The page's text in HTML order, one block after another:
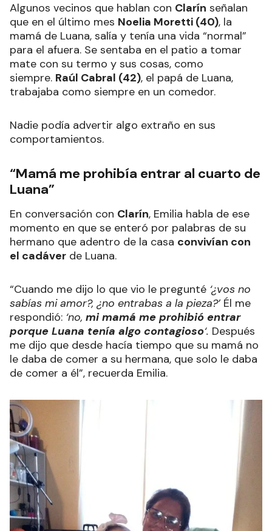
Algunos vecinos que hablan con Clarín señalan
que en el último mes Noelia Moretti (40), la
mamá de Luana, salía y tenía una vida “normal”
para el afuera. Se sentaba en el patio a tomar
mate con su termo y sus cosas, como
siempre. Raúl Cabral (42), el papá de Luana,
trabajaba como siempre en un comedor.
Nadie podía advertir algo extraño en sus
comportamientos.
“Mamá me prohibía entrar al cuarto de
Luana”
En conversación con Clarín, Emilia habla de ese
momento en que se enteró por palabras de su
hermano que adentro de la casa convivían con
el cadáver de Luana.
“Cuando me dijo lo que vio le pregunté ‘¿vos no
sabías mi amor?, ¿no entrabas a la pieza?’Él me
respondió: ‘no, mi mamá me prohibió entrar
porque Luana tenía algo contagioso‘. Después
me dijo que desde hacía tiempo que su mamá no
le daba de comer a su hermana, que solo le daba
de comer a él”, recuerda Emilia.